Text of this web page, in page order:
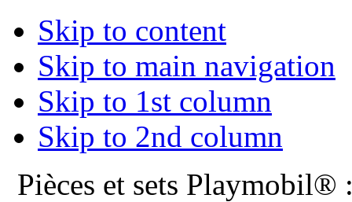
Skip to content
Skip to main navigation
Skip to 1st column
Skip to 2nd column
Pièces et sets Playmobil®